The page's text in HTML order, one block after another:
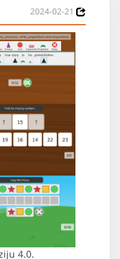
2024-02-21
4.0.